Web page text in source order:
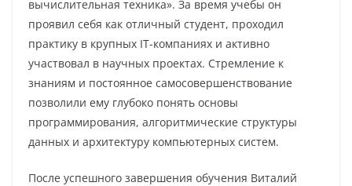
вычислительная техника». За время учебы он
проявил себя как отличный студент, проходил
практику в крупных IT-компаниях и активно
участвовал в научных проектах. Стремление к
знаниям и постоянное самосовершенствование
позволили ему глубоко понять основы
программирования, алгоритмические структуры
данных и архитектуру компьютерных систем.
После успешного завершения обучения Виталий